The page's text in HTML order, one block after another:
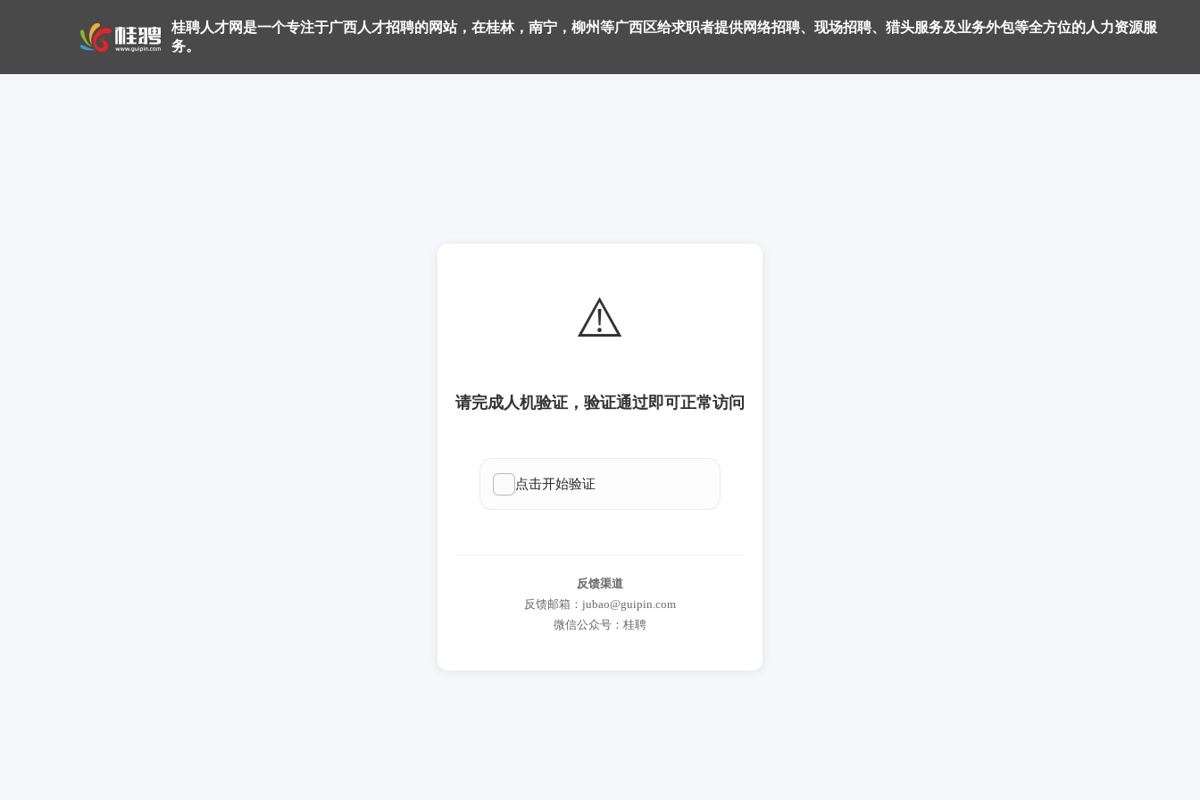
桂聘人才网是一个专注于广西人才招聘的网站，在桂林，南宁，柳州等广西区给求职者提供网络招聘、现场招聘、猎头服务及业务外包等全方位的人力资源服
务。
⚠️
请完成人机验证，验证通过即可正常访问
反馈渠道
反馈邮箱：jubao@guipin.com
微信公众号：桂聘